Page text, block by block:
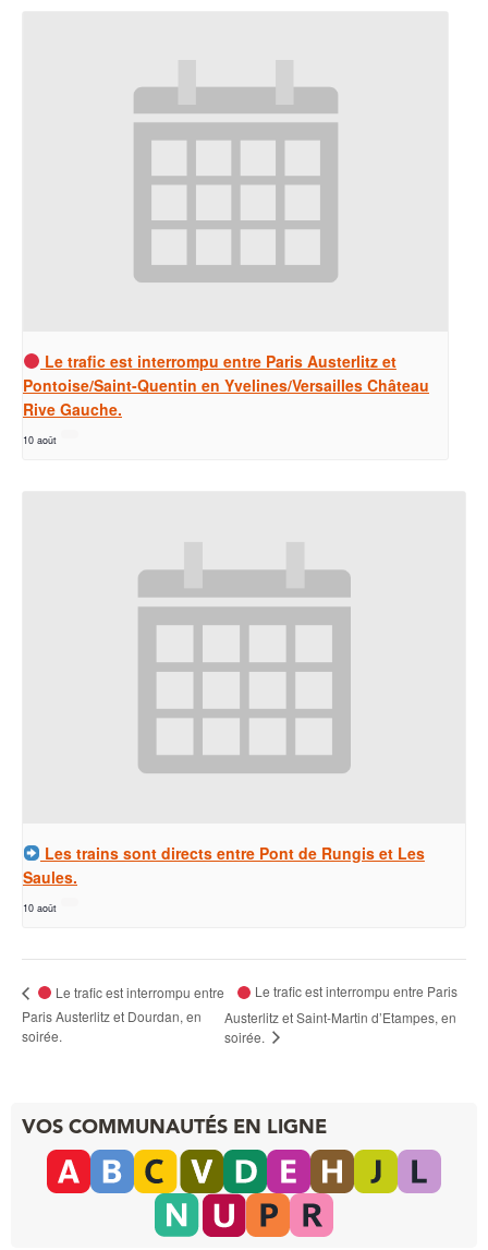
Le trafic est interrompu entre Paris Austerlitz et
Pontoise/Saint-Quentin en Yvelines/Versailles Château
Rive Gauche.
10 août
Les trains sont directs entre Pont de Rungis et Les
Saules.
10 août
Le trafic est interrompu entre
Paris Austerlitz et Dourdan, en
soirée.
Le trafic est interrompu entre Paris
Austerlitz et Saint-Martin d’Etampes, en
soirée.
VOS COMMUNAUTÉS EN LIGNE